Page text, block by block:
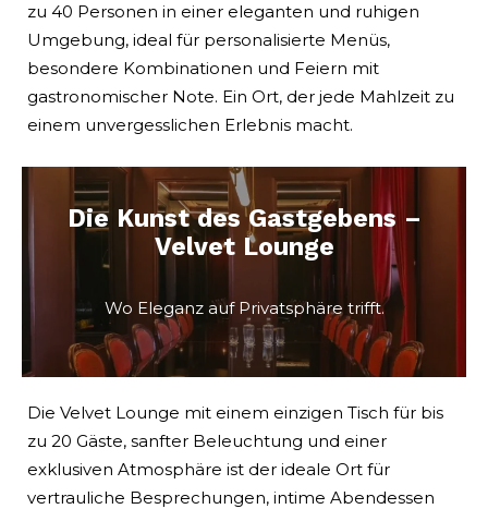
Die Kunst des Gastgebens –
Velvet Lounge
Wo Eleganz auf Privatsphäre trifft.
Die Velvet Lounge mit einem einzigen Tisch für bis
zu 20 Gäste, sanfter Beleuchtung und einer
exklusiven Atmosphäre ist der ideale Ort für
vertrauliche Besprechungen, intime Abendessen
zu 40 Personen in einer eleganten und ruhigen
Umgebung, ideal für personalisierte Menüs,
besondere Kombinationen und Feiern mit
gastronomischer Note. Ein Ort, der jede Mahlzeit zu
einem unvergesslichen Erlebnis macht.